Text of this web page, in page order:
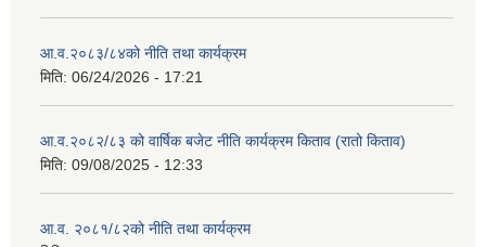
आ.व.२०८३/८४को नीति तथा कार्यक्रम
मिति: 06/24/2026 - 17:21
आ.व.२०८२/८३ को वार्षिक बजेट नीति कार्यक्रम किताव (रातो किताव)
मिति: 09/08/2025 - 12:33
आ.व. २०८१/८२को नीति तथा कार्यक्रम